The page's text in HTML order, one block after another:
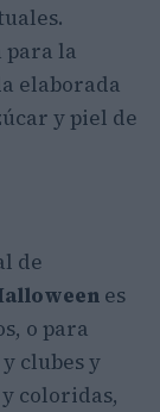
para la
elaborada
y piel de
de
es
o para
clubes y
coloridas,